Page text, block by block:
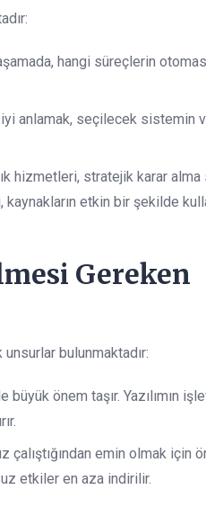
hangi süreçlerin
anlamak, seçilecek sistemin
hizmetleri, stratejik karar alma
etkin bir şekilde
Gereken
bulunmaktadır:
büyük önem taşır. Yazılımın
emin olmak için
etkiler en aza indirilir.